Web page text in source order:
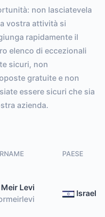
non lasciatevela
vostra attività si
rapidamente il
elenco di eccezionali
sicuri, non
gratuite e non
essere sicuri che sia
azienda.
PAESE
Levi
Israel